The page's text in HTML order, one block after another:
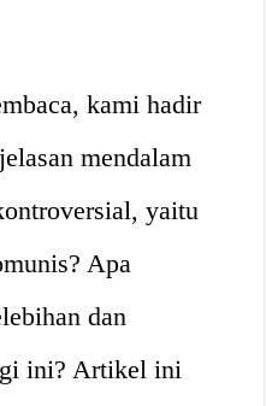
kami hadir
mendalam
yaitu
Apa
dan
ini? Artikel ini